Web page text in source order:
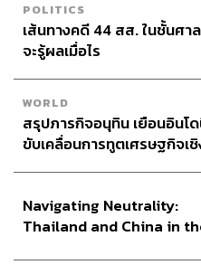
POLITICS
เส้นทางคดี 44 สส. ในชั้นศา
จะรู้ผลเมื่อไร
WORLD
สรุปภารกิจอนุทิน เยือนอินโ
ขับเคลื่อนการทูตเศรษฐกิจเ
Navigating Neutrality:
Thailand and China in